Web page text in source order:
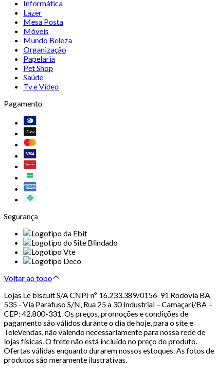
Informática
Lazer
Mesa Posta
Móveis
Mundo Beleza
Organização
Papelaria
Pet Shop
Saúde
Tv e Vídeo
Pagamento
Segurança
Voltar ao topo
Lojas Le biscuit S/A CNPJ nº 16.233.389/0156-91 Rodovia BA
535 - Via Parafuso S/N, Rua 25 a 30 Industrial – Camaçari/BA –
CEP: 42.800-331. Os preços, promoções e condições de
pagamento são válidos durante o dia de hoje, para o site e
TeleVendas, não valendo necessariamente para nossa rede de
lojas físicas. O frete não está incluído no preço do produto.
Ofertas válidas enquanto durarem nossos estoques. As fotos de
produtos são meramente ilustrativas.